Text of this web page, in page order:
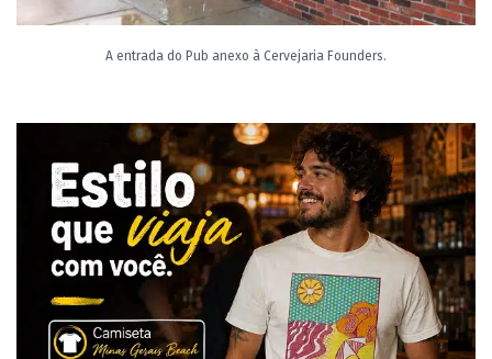
A entrada do Pub anexo à Cervejaria Founders.